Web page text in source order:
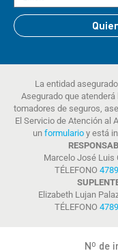
La entidad
Asegurado que
tomadores de seguros,
El Servicio de Atención al
un formulario y está
Marcelo José Luis
TÉLEFONO
Elizabeth Lujan
TÉLEFONO
Nº de